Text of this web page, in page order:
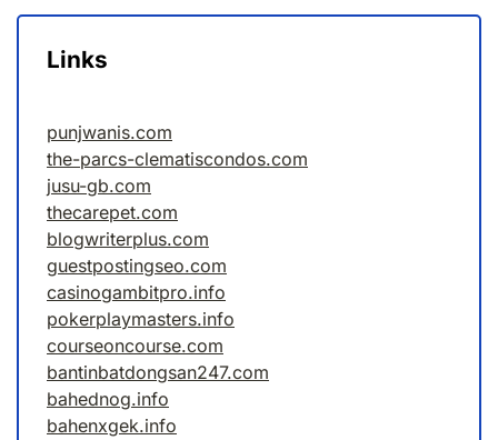
Links
punjwanis.com
the-parcs-clematiscondos.com
jusu-gb.com
thecarepet.com
blogwriterplus.com
guestpostingseo.com
casinogambitpro.info
pokerplaymasters.info
courseoncourse.com
bantinbatdongsan247.com
bahednog.info
bahenxgek.info